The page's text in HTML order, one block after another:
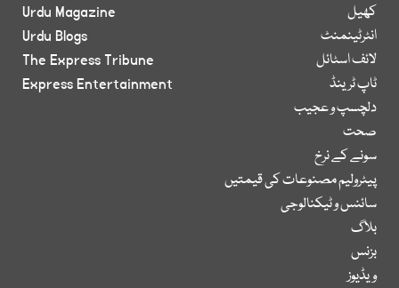
کھیل
انٹرٹینمنٹ
لائف اسٹائل
ٹاپ ٹرینڈ
دلچسپ و عجیب
صحت
سونے کے نرخ
پیٹرولیم مصنوعات کی قیمتیں
سائنس و ٹیکنالوجی
بلاگ
بزنس
ویڈیوز
Urdu Magazine
Urdu Blogs
The Express Tribune
Express Entertainment